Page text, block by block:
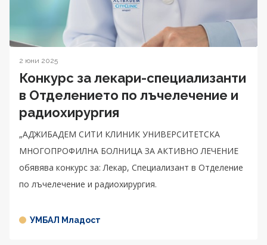
2 юни 2025
Конкурс за лекари-специализанти
в Отделението по лъчелечение и
радиохирургия
„АДЖИБАДЕМ СИТИ КЛИНИК УНИВЕРСИТЕТСКА
МНОГОПРОФИЛНА БОЛНИЦА ЗА АКТИВНО ЛЕЧЕНИЕ
обявява конкурс за: Лекар, Специализант в Отделение
по лъчелечение и радиохирургия.
УМБАЛ Младост